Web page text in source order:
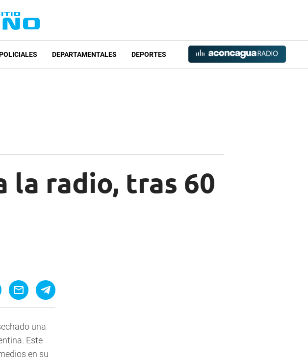
DEPARTAMENTALES DEPORTES
la radio, tras 60
una
Este
en su